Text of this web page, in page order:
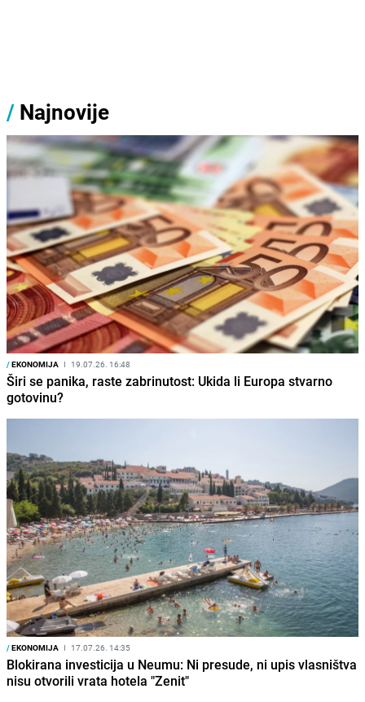
/ Najnovije
/EKONOMIJA I 19.07.26. 16:48
Širi se panika, raste zabrinutost: Ukida li Europa stvarno
gotovinu?
/EKONOMIJA I 17.07.26. 14:35
Blokirana investicija u Neumu: Ni presude, ni upis vlasništva
nisu otvorili vrata hotela "Zenit"